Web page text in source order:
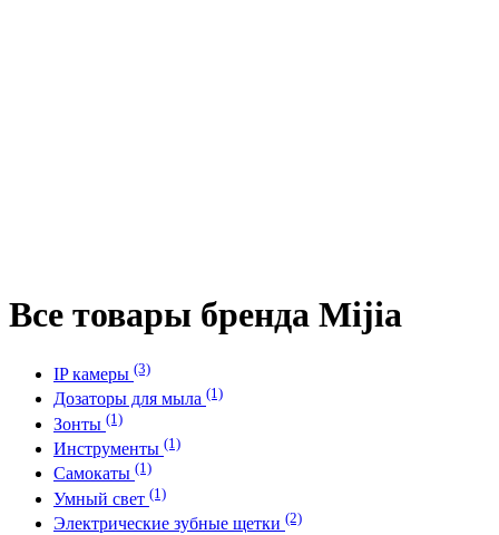
Все товары бренда Mijia
IP камеры (3)
Дозаторы для мыла (1)
Зонты (1)
Инструменты (1)
Самокаты (1)
Умный свет (1)
Электрические зубные щетки (2)